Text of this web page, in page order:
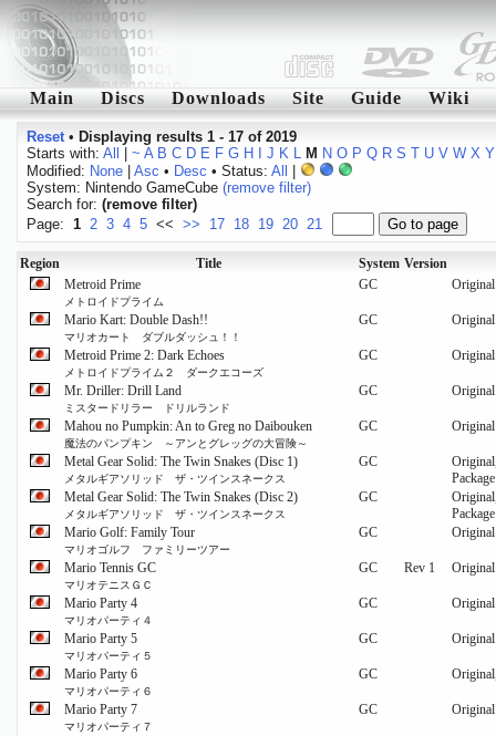
Main Discs Downloads Site Guide Wiki
Reset• Displaying results 1 - 17 of 2019
Starts with: All ~ A B C D E F G H J K L M N O P Q R S T U V W X Y
Modified: None| Asc • Desc • Status: All
System: Nintendo GameCube (remove filter)
Search for: (remove filter)
Page: 1 2 3 4 5 << >> 17 18 19 20 21
Region Title System Version
Metroid Prime
メトロイドプライム
GC Original
Mario Kart: Double Dash!!
マリオカート ダブルダッシュ！！
GC Original
Metroid Prime 2: Dark Echoes
メトロイドプライム２ ダークエコーズ
GC Original
Mr. Driller: Drill Land
ミスタードリラー ドリルランド
GC Original
Mahou no Pumpkin: An to Greg no Daibouken
魔法のパンプキン ～アンとグレッグの大冒険～
GC Original
Metal Gear Solid: The Twin Snakes (Disc 1)
メタルギアソリッド ザ・ツインスネークス
GC
Package
Metal Gear Solid: The Twin Snakes (Disc 2)
メタルギアソリッド ザ・ツインスネークス
GC
Package
Mario Golf: Family Tour
マリオゴルフ ファミリーツアー
GC Original
Mario Tennis GC
マリオテニスＧＣ
GC Rev 1 Original
Mario Party 4
マリオパーティ４
GC Original
Mario Party 5
マリオパーティ５
GC Original
Mario Party 6
マリオパーティ６
GC
Mario Party 7
マリオパーティ７
GC Original